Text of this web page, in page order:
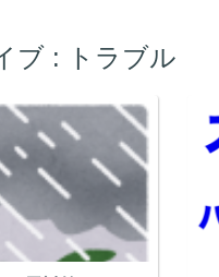
ブ : トラブル